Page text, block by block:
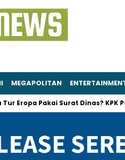
MEGAPOLITAN
Pakai Surat Dinas? KPK Panggil